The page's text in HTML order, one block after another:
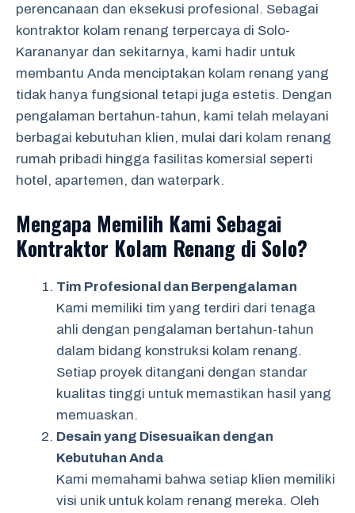
perencanaan dan eksekusi profesional. Sebagai
kontraktor kolam renang terpercaya di Solo-
Karananyar dan sekitarnya, kami hadir untuk
membantu Anda menciptakan kolam renang yang
tidak hanya fungsional tetapi juga estetis. Dengan
pengalaman bertahun-tahun, kami telah melayani
berbagai kebutuhan klien, mulai dari kolam renang
rumah pribadi hingga fasilitas komersial seperti
hotel, apartemen, dan waterpark.
Mengapa Memilih Kami Sebagai
Kontraktor Kolam Renang di Solo?
Tim Profesional dan Berpengalaman
Kami memiliki tim yang terdiri dari tenaga
ahli dengan pengalaman bertahun-tahun
dalam bidang konstruksi kolam renang.
Setiap proyek ditangani dengan standar
kualitas tinggi untuk memastikan hasil yang
memuaskan.
Desain yang Disesuaikan dengan
Kebutuhan Anda
Kami memahami bahwa setiap klien memiliki
visi unik untuk kolam renang mereka. Oleh